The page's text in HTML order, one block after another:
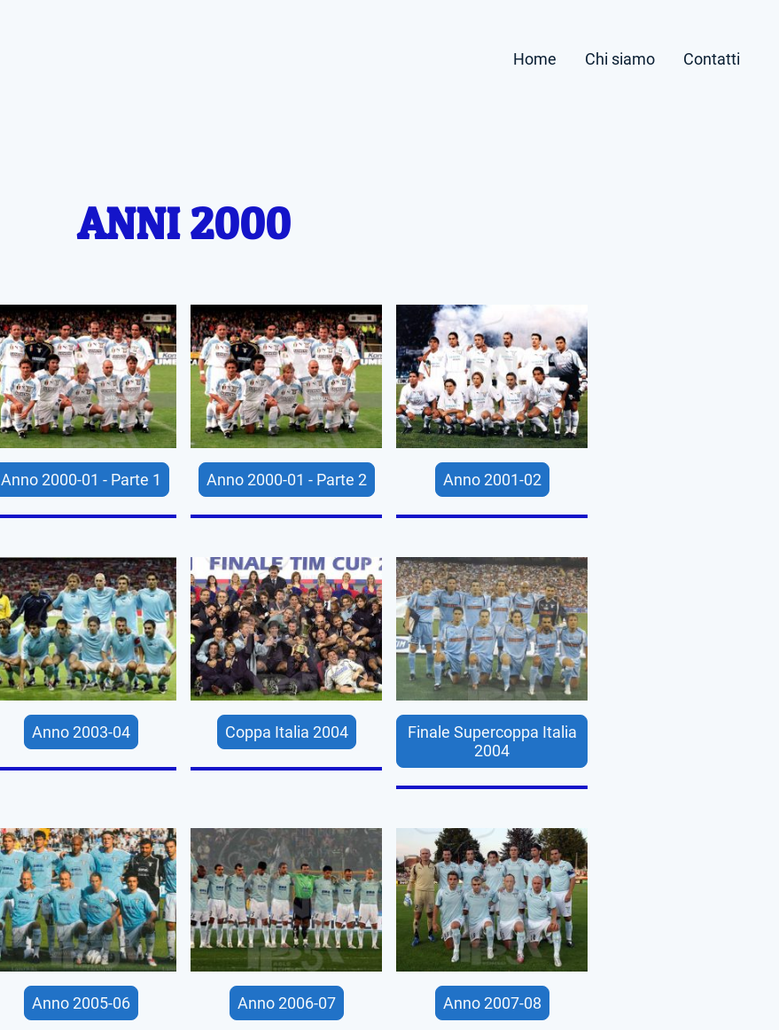
Home Chi siamo Contatti
ANNI 2000
Anno 2000-01 - Parte 1 Anno 2000-01 - Parte 2 Anno 2001-02
Anno 2003-04 Coppa Italia 2004
Finale Supercoppa Italia
2004
Anno 2005-06 Anno 2006-07 Anno 2007-08